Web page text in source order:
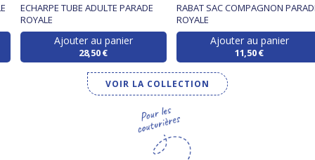
ECHARPE TUBE ADULTE PARADE
ROYALE
Ajouter au panier
28,50 €
RABAT SAC COMPAGNON
ROYALE
Ajouter au panier
11,50 €
VOIR LA COLLECTION